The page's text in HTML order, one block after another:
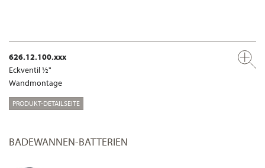
626.12.100.xxx
Eckventil ½"
Wandmontage
PRODUKT-DETAILSEITE
BADEWANNEN-BATTERIEN